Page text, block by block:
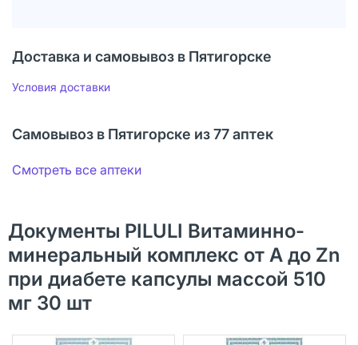
Доставка и самовывоз в Пятигорске
Условия доставки
Самовывоз в Пятигорске из 77 аптек
Смотреть все аптеки
Документы PILULI Витаминно-
минеральный комплекс от А до Zn
при диабете капсулы массой 510
мг 30 шт